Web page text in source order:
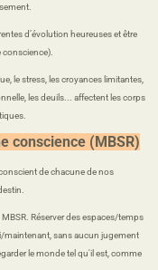
d’évolution heureuses et être
le stress, les croyances limitantes,
les deuils... affectent les corps
conscience (MBSR)
de chacune de nos
Réserver des espaces/temps
maintenant, sans aucun jugement
le monde tel qu'il est, comme